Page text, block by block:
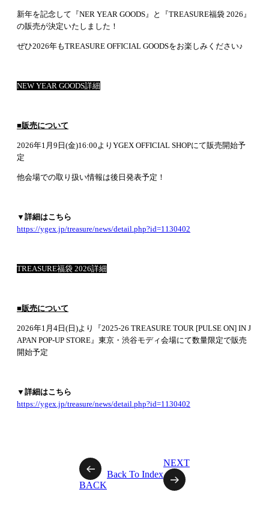
新年を記念して『NER YEAR GOODS』と『TREASURE福袋 2026』
の販売が決定いたしました！
ぜひ2026年もTREASURE OFFICIAL GOODSをお楽しみください♪
NEW YEAR GOODS詳細
■販売について
2026年1月9日(金)16:00よりYGEX OFFICIAL SHOPにて販売開始予
定
他会場での取り扱い情報は後日発表予定！
▼詳細はこちら
https://ygex.jp/treasure/news/detail.php?id=1130402
TREASURE福袋 2026詳細
■販売について
2026年1月4日(日)より『2025-26 TREASURE TOUR [PULSE ON] IN J
APAN POP-UP STORE』東京・渋谷モディ会場にて数量限定で販売
開始予定
▼詳細はこちら
https://ygex.jp/treasure/news/detail.php?id=1130402
BACK
Back To Index
NEXT